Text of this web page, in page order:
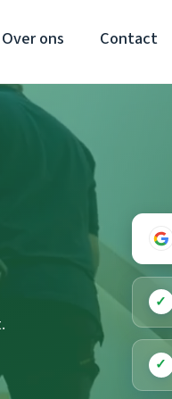
Over ons Contact
✓
✓